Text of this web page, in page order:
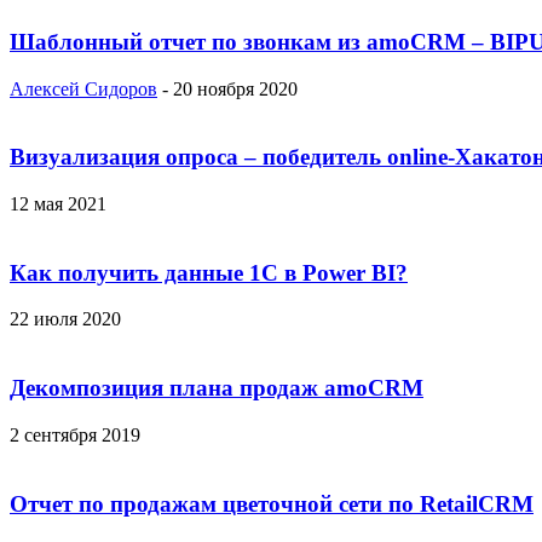
Шаблонный отчет по звонкам из amoCRM –
Алексей Сидоров - 20 ноября 2020
Визуализация опроса – победитель online-
12 мая 2021
Как получить данные 1С в Power BI?
22 июля 2020
Декомпозиция плана продаж amoCRM
2 сентября 2019
Отчет по продажам цветочной сети по RetailCRM